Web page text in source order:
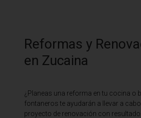
Reformas y
en Zucaina
¿Planeas una reforma en tu cocina o
fontaneros te ayudarán a llevar a
proyecto de renovación con